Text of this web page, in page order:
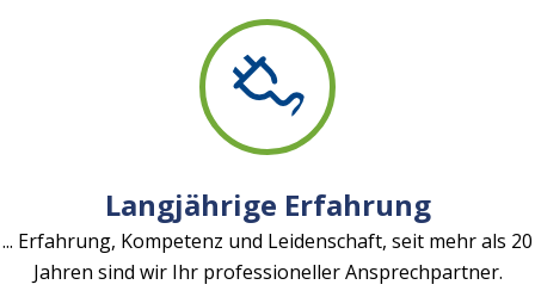
Langjährige Erfahrung
... Erfahrung, Kompetenz und Leidenschaft, seit mehr als 20
Jahren sind wir Ihr professioneller Ansprechpartner.